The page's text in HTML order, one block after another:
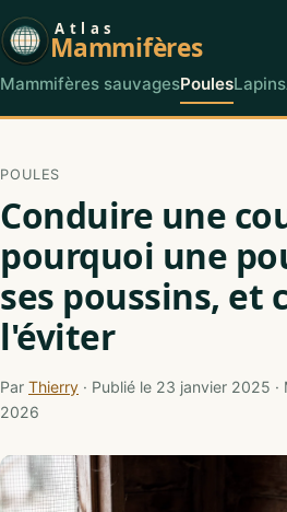
Atlas
Mammifères
Mammifères sauvagesPoulesLapins
POULES
Conduire une
pourquoi une
ses poussins, et
l'éviter
Par Thierry · Publié le 23 janvier 2025
2026